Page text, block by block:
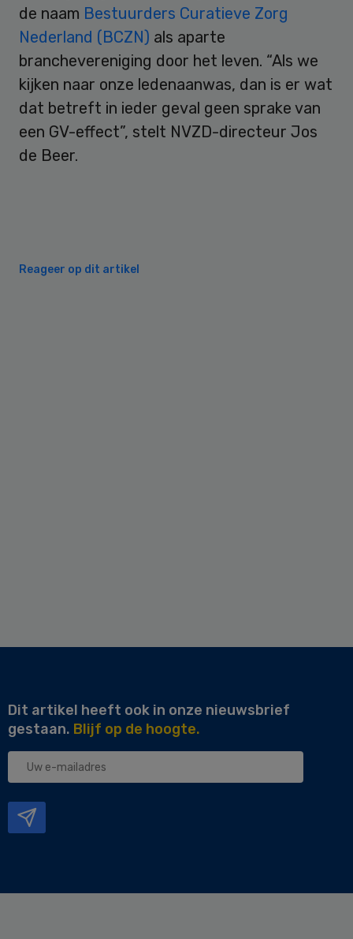
de naam Bestuurders Curatieve Zorg
Nederland (BCZN) als aparte
branchevereniging door het leven. “Als we
kijken naar onze ledenaanwas, dan is er wat
dat betreft in ieder geval geen sprake van
een GV-effect”, stelt NVZD-directeur Jos
de Beer.
Reageer op dit artikel
Dit artikel heeft ook in onze nieuwsbrief
gestaan. Blijf op de hoogte.
Uw